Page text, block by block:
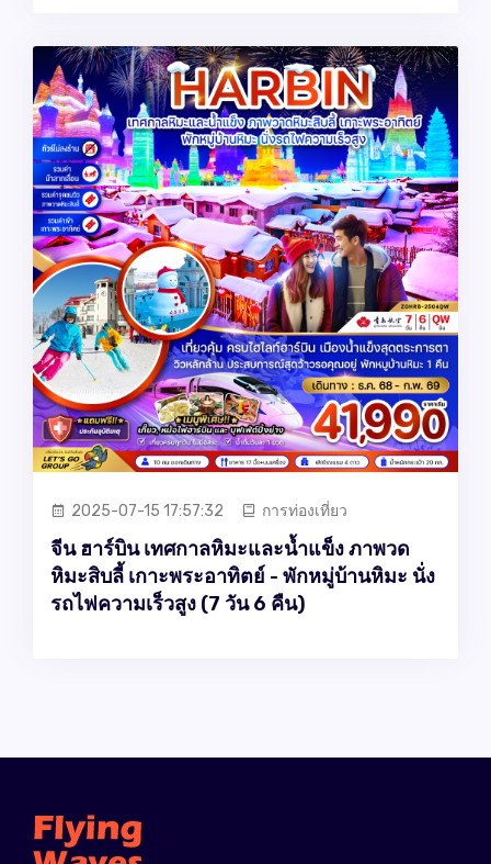
2025-07-15 17:57:32 การท่องเที่ยว
จีน ฮาร์บิน เทศกาลหิมะและน้ำแข็ง ภาพวด
หิมะสิบลี้ เกาะพระอาทิตย์ - พักหมู่บ้านหิมะ นั่ง
รถไฟความเร็วสูง (7 วัน 6 คืน)